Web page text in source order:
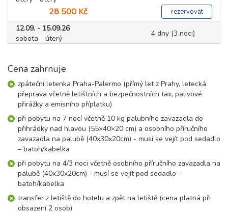
28 500 Kč rezervovat
12.09. - 15.09.26
sobota - úterý
4 dny (3 noci)
15.09. - 19.09.26
20 200 Kč rezervovat
15.09. - 22.09.26
úterý - úterý
28 600 Kč rezervovat
19.09. - 22.09.26
17 600 Kč rezervovat
22.09. - 26.09.26
úterý - sobota
19 900 Kč
Cena zahrnuje
zpáteční letenka Praha-Palermo (přímý let z Prahy, letecká
přeprava včetně letištních a bezpečnostních tax, palivové
přirážky a emisního příplatku)
při pobytu na 7 nocí včetně 10 kg palubního zavazadla do
přihrádky nad hlavou (55×40×20 cm) a osobního příručního
zavazadla na palubě (40x30x20cm) - musí se vejít pod sedadlo
– batoh/kabelka
při pobytu na 4/3 noci včetně osobního příručního zavazadla na
palubě (40x30x20cm) - musí se vejít pod sedadlo –
batoh/kabelka
transfer z letiště do hotelu a zpět na letiště (cena platná při
obsazení 2 osob)